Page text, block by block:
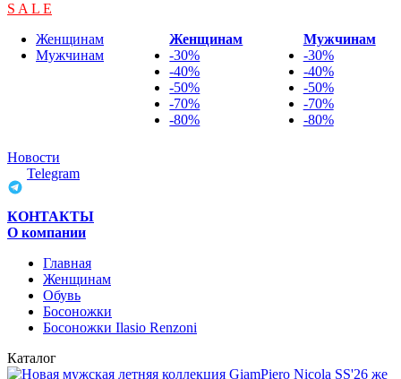
S A L E
Женщинам
Мужчинам
Женщинам
-30%
-40%
-50%
-70%
-80%
Мужчинам
-30%
-40%
-50%
-70%
-80%
Новости
Telegram
КОНТАКТЫ
О компании
Главная
Женщинам
Обувь
Босоножки
Босоножки Ilasio Renzoni
Каталог